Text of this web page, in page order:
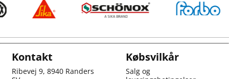
Kontakt
Ribevej 9, 8940 Randers
Købsvilkår
Salg og